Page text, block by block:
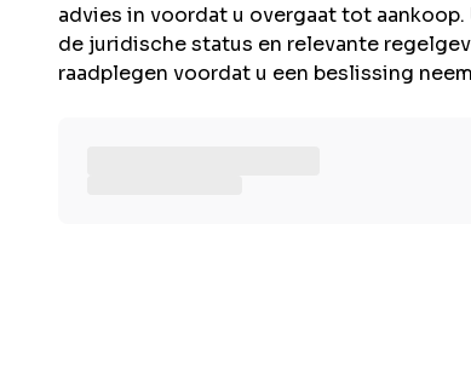
advies in voordat u overgaat tot
de juridische status en relevante
raadplegen voordat u een beslissing